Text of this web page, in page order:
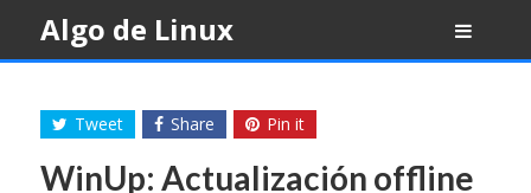
content
Algo de Linux
Tweet Share Pin it
WinUp: Actualización offline